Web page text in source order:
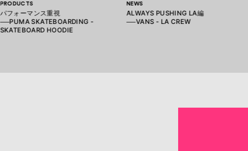
PRODUCTS
パフォーマンス重視
──PUMA SKATEBOARDING -
SKATEBOARD HOODIE
NEWS
ALWAYS PUSHING LA編
──VANS - LA CREW